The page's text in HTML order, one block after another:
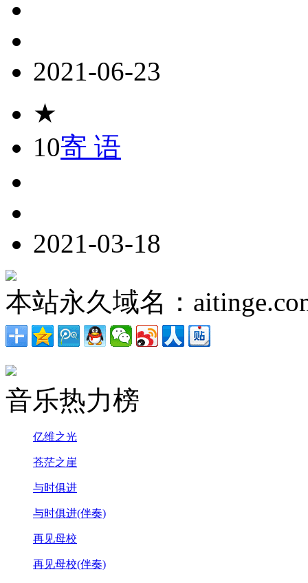
2021-06-23
★
10寄 语
2021-03-18
本站永久域名：
音乐热力榜
亿维之光
苍茫之崖
与时俱进
与时俱进(伴奏)
再见母校
再见母校(伴奏)